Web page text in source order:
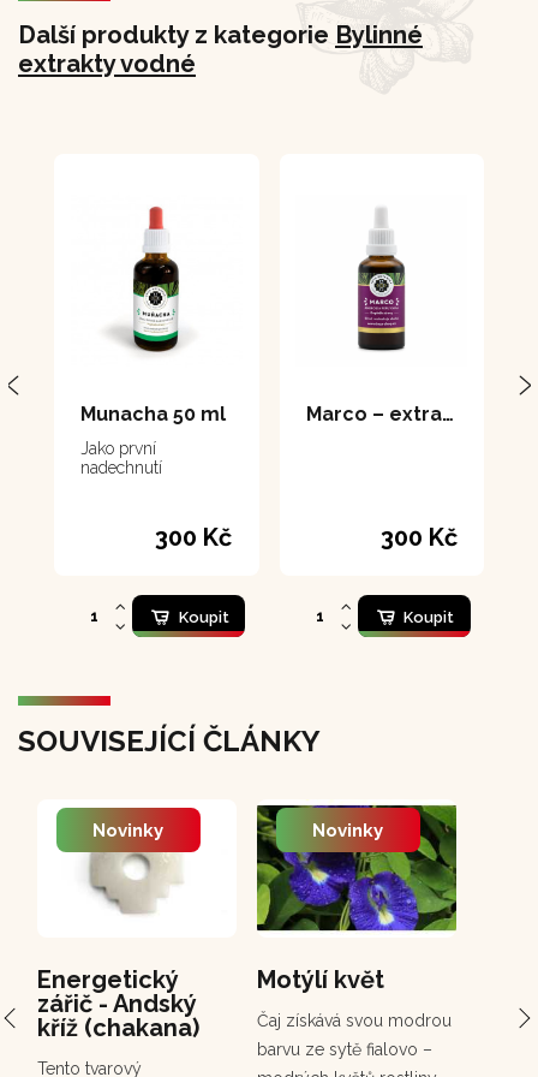
Další produkty z kategorie Bylinné
extrakty vodné
Munacha 50 ml
Jako první
nadechnutí
300 Kč
Koupit
Marco – extrakt 50 ml
300 Kč
Koupit
SOUVISEJÍCÍ ČLÁNKY
Energetický
zářič - Andský
kříž (chakana)
Novinky
Tento tvarový
Motýlí květ
Novinky
Čaj získává svou modrou
barvu ze sytě fialovo –